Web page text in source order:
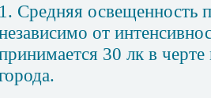
1. Средняя освещенность
от
30 лк в